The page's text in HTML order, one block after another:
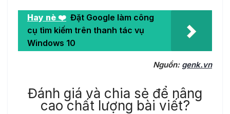
Hay nè ❤️ Đặt Google làm công
cụ tìm kiếm trên thanh tác vụ
Windows 10
Nguồn: genk.vn
Đánh giá và chia sẻ để nâng
cao chất lượng bài viết?